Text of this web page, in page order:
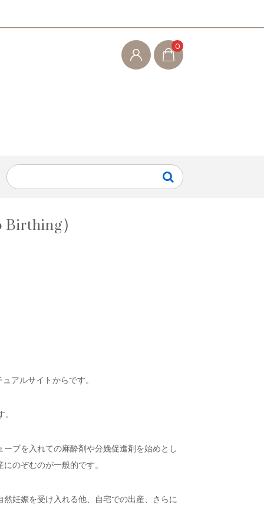
0
）
アルサイトからです。
ブを入れての麻酔剤や分娩促進剤を始めとし
のぞむのが一般的です。
妊娠を受け入れる他、自宅での出産、さらに